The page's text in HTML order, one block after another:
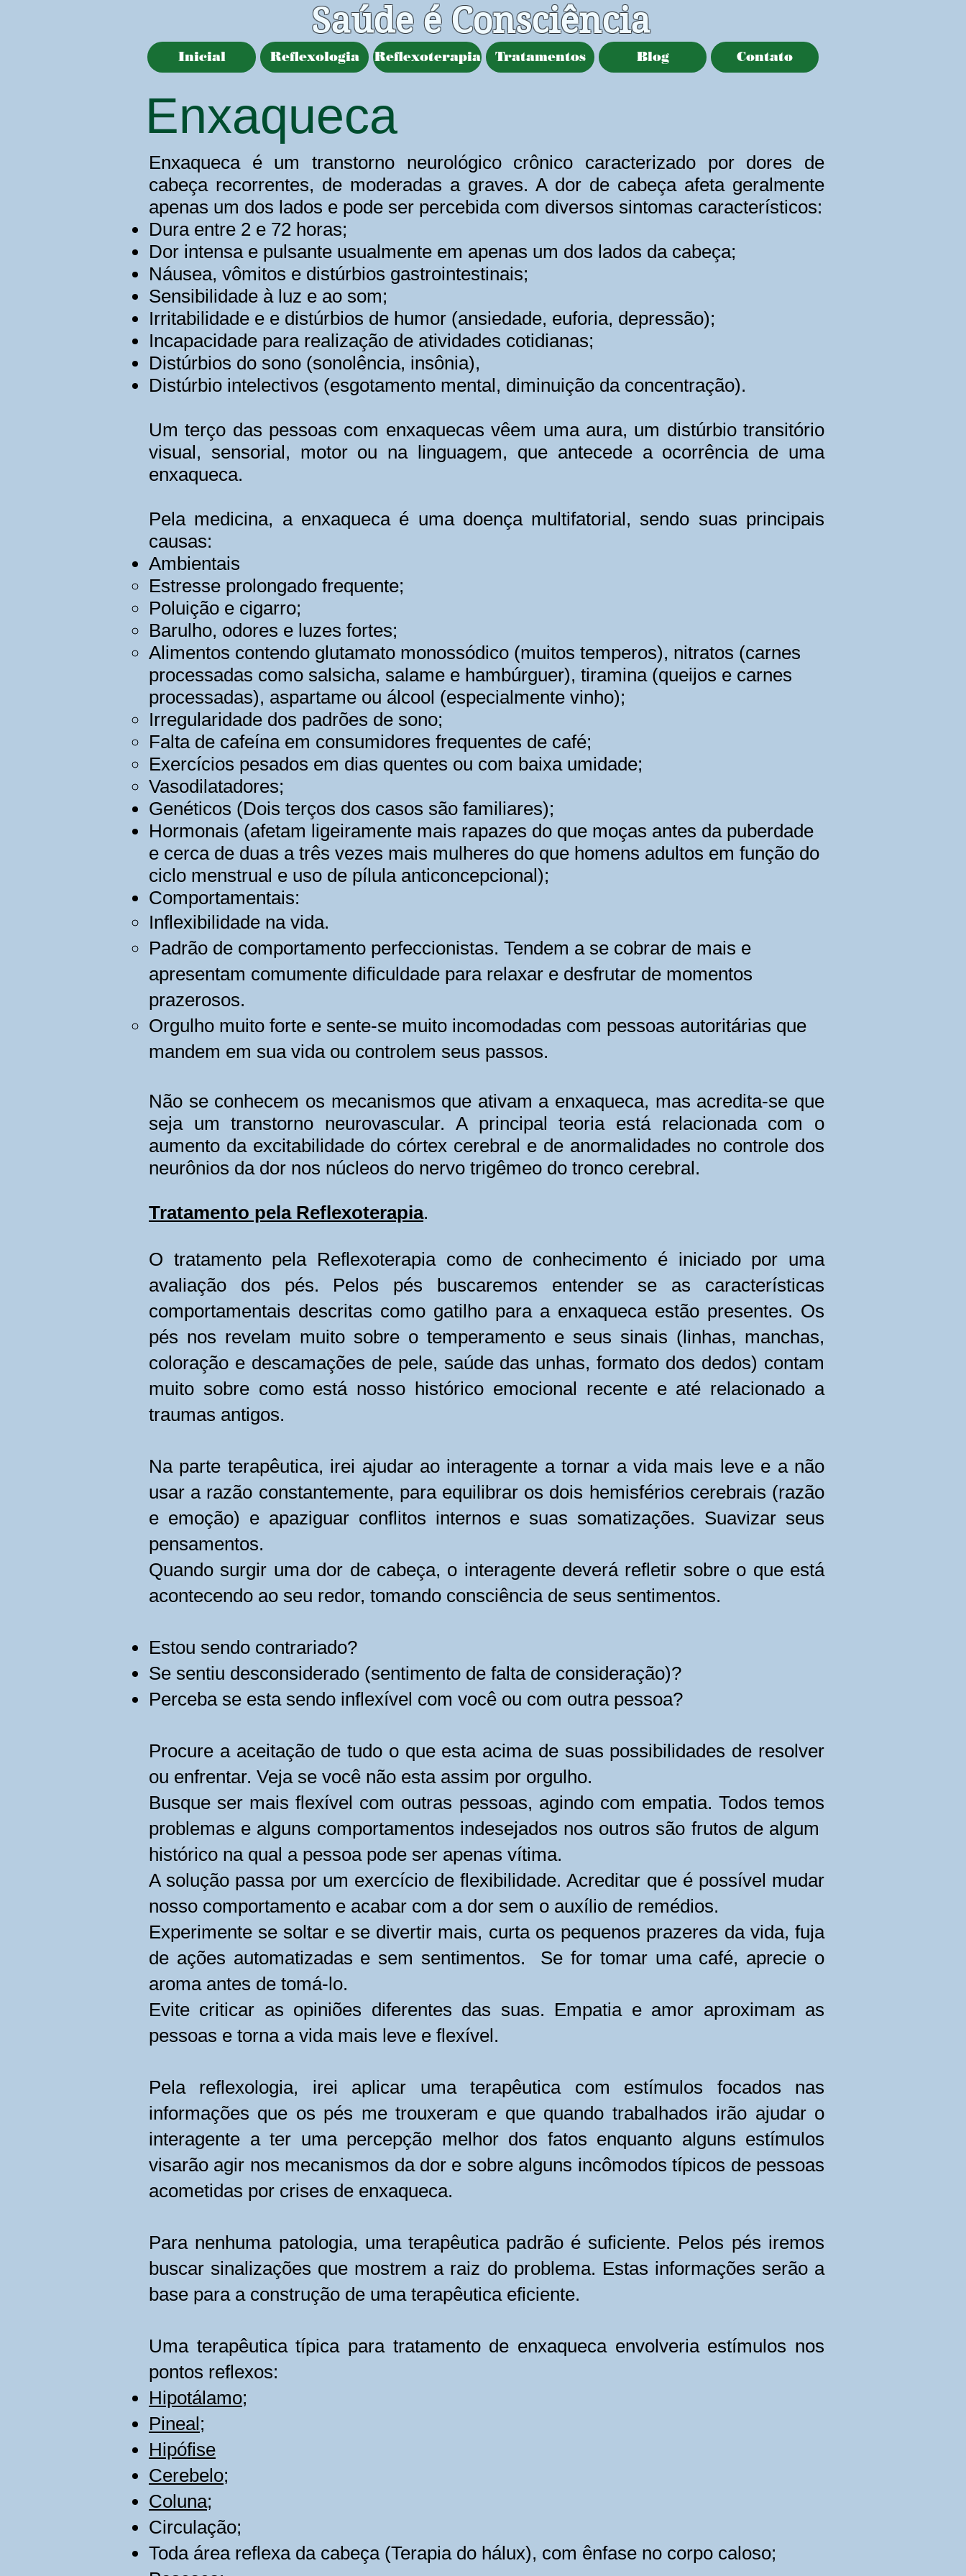
Saúde é Consciência
Inicial Reflexologia Reflexoterapia Tratamentos Blog Contato
Enxaqueca
Enxaqueca é um transtorno neurológico crônico caracterizado por dores de
cabeça recorrentes, de moderadas a graves. A dor de cabeça afeta geralmente
apenas um dos lados e pode ser percebida com diversos sintomas característicos:
Dura entre 2 e 72 horas;
Dor intensa e pulsante usualmente em apenas um dos lados da cabeça;
Náusea, vômitos e distúrbios gastrointestinais;
Sensibilidade à luz e ao som;
Irritabilidade e e distúrbios de humor (ansiedade, euforia, depressão);
Incapacidade para realização de atividades cotidianas;
Distúrbios do sono (sonolência, insônia),
Distúrbio intelectivos (esgotamento mental, diminuição da concentração).
Um terço das pessoas com enxaquecas vêem uma aura, um distúrbio transitório
visual, sensorial, motor ou na linguagem, que antecede a ocorrência de uma
enxaqueca.
Pela medicina, a enxaqueca é uma doença multifatorial, sendo suas principais
causas:
Ambientais
Estresse prolongado frequente;
Poluição e cigarro;
Barulho, odores e luzes fortes;
Alimentos contendo glutamato monossódico (muitos temperos), nitratos (carnes
processadas como salsicha, salame e hambúrguer), tiramina (queijos e carnes
processadas), aspartame ou álcool (especialmente vinho);
Irregularidade dos padrões de sono;
Falta de cafeína em consumidores frequentes de café;
Exercícios pesados em dias quentes ou com baixa umidade;
Vasodilatadores;
Genéticos (Dois terços dos casos são familiares);
Hormonais (afetam ligeiramente mais rapazes do que moças antes da puberdade
e cerca de duas a três vezes mais mulheres do que homens adultos em função do
ciclo menstrual e uso de pílula anticoncepcional);
Comportamentais:
Inflexibilidade na vida.
Padrão de comportamento perfeccionistas. Tendem a se cobrar de mais e
apresentam comumente dificuldade para relaxar e desfrutar de momentos
prazerosos.
Orgulho muito forte e sente-se muito incomodadas com pessoas autoritárias que
mandem em sua vida ou controlem seus passos.
Não se conhecem os mecanismos que ativam a enxaqueca, mas acredita-se que
seja um transtorno neurovascular. A principal teoria está relacionada com o
aumento da excitabilidade do córtex cerebral e de anormalidades no controle dos
neurônios da dor nos núcleos do nervo trigêmeo do tronco cerebral.
Tratamento pela Reflexoterapia.
O tratamento pela Reflexoterapia como de conhecimento é iniciado por uma
avaliação dos pés. Pelos pés buscaremos entender se as características
comportamentais descritas como gatilho para a enxaqueca estão presentes. Os
pés nos revelam muito sobre o temperamento e seus sinais (linhas, manchas,
coloração e descamações de pele, saúde das unhas, formato dos dedos) contam
muito sobre como está nosso histórico emocional recente e até relacionado a
traumas antigos.
Na parte terapêutica, irei ajudar ao interagente a tornar a vida mais leve e a não
usar a razão constantemente, para equilibrar os dois hemisférios cerebrais (razão
e emoção) e apaziguar conflitos internos e suas somatizações. Suavizar seus
pensamentos.
Quando surgir uma dor de cabeça, o interagente deverá refletir sobre o que está
acontecendo ao seu redor, tomando consciência de seus sentimentos.
Estou sendo contrariado?
Se sentiu desconsiderado (sentimento de falta de consideração)?
Perceba se esta sendo inflexível com você ou com outra pessoa?
Procure a aceitação de tudo o que esta acima de suas possibilidades de resolver
ou enfrentar. Veja se você não esta assim por orgulho.
Busque ser mais flexível com outras pessoas, agindo com empatia. Todos temos
problemas e alguns comportamentos indesejados nos outros são frutos de algum
histórico na qual a pessoa pode ser apenas vítima.
A solução passa por um exercício de flexibilidade. Acreditar que é possível mudar
nosso comportamento e acabar com a dor sem o auxílio de remédios.
Experimente se soltar e se divertir mais, curta os pequenos prazeres da vida, fuja
de ações automatizadas e sem sentimentos. Se for tomar uma café, aprecie o
aroma antes de tomá-lo.
Evite criticar as opiniões diferentes das suas. Empatia e amor aproximam as
pessoas e torna a vida mais leve e flexível.
Pela reflexologia, irei aplicar uma terapêutica com estímulos focados nas
informações que os pés me trouxeram e que quando trabalhados irão ajudar o
interagente a ter uma percepção melhor dos fatos enquanto alguns estímulos
visarão agir nos mecanismos da dor e sobre alguns incômodos típicos de pessoas
acometidas por crises de enxaqueca.
Para nenhuma patologia, uma terapêutica padrão é suficiente. Pelos pés iremos
buscar sinalizações que mostrem a raiz do problema. Estas informações serão a
base para a construção de uma terapêutica eficiente.
Uma terapêutica típica para tratamento de enxaqueca envolveria estímulos nos
pontos reflexos:
Hipotálamo;
Pineal;
Hipófise
Cerebelo;
Coluna;
Circulação;
Toda área reflexa da cabeça (Terapia do hálux), com ênfase no corpo caloso;